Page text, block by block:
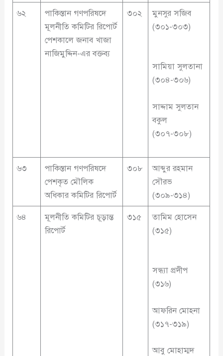
৬২
পাকিস্তান গণপরিষদে
মূলনীতি কমিটির রিপোর্ট
পেশকালে জনাব খাজা
নাজিমুদ্দিন-এর বক্তব্য
৩০২
মুনসুর সজিব
(৩০১-৩০৩)
সামিয়া সুলতানা
(৩০৪-৩০৬)
সাদ্দাম সুলতান
বকুল
(৩০৭-৩০৮)
৬৩
পাকিস্তান গণপরিষদে
পেশকৃত মৌলিক
অধিকার কমিটির রিপোর্ট
৩০৮
আব্দুর রহমান
সৌরভ
(৩০৯-৩১৪)
৬৪
মূলনীতি কমিটির চূড়ান্ত
রিপোর্ট
৩১৫
তামিম হোসেন
(৩১৫)
সন্ধ্যা প্রদীপ
(৩১৬)
আফরিন মোহনা
(৩১৭-৩১৯)
আবু মোহাম্মদ